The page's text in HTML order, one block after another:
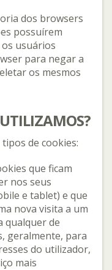
dos browsers
possuírem
usuários
para negar a
os mesmos
tipos de cookies:
que ficam
nos seus
e tablet) e que
nova visita a um
qualquer de
geralmente, para
do utilizador,
mais